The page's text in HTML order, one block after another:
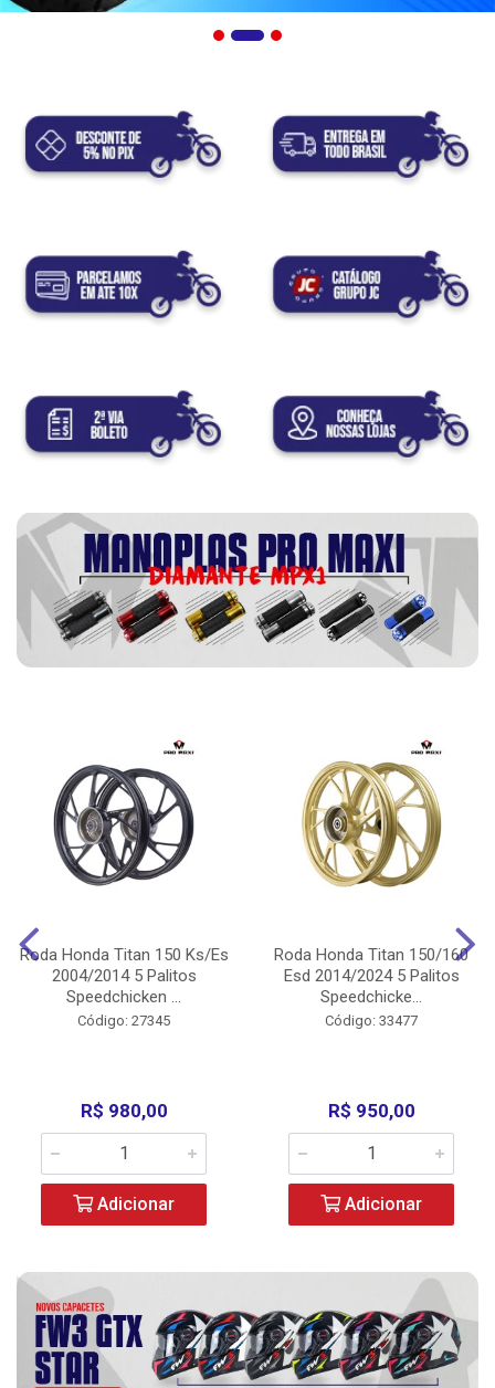
Roda Honda Titan 150 Ks/Es
2004/2014 5 Palitos
Speedchicken ...
Código: 27345
R$ 980,00
Adicionar
Roda Honda Titan 150/160
Esd 2014/2024 5 Palitos
Speedchicke...
Código: 33477
R$ 950,00
Adicionar